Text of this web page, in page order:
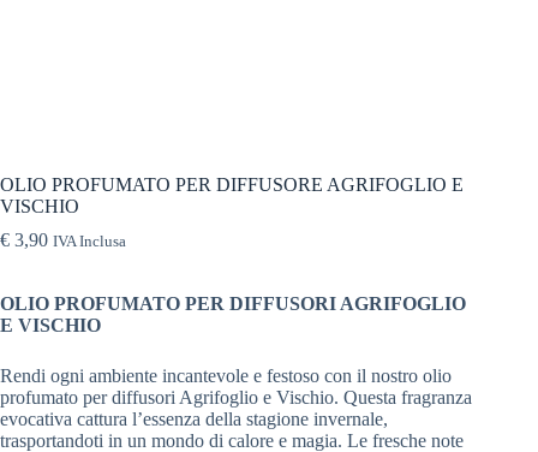
OLIO PROFUMATO PER DIFFUSORE AGRIFOGLIO E
VISCHIO
€ 3,90 IVA Inclusa
OLIO PROFUMATO PER DIFFUSORI AGRIFOGLIO
E VISCHIO
Rendi ogni ambiente incantevole e festoso con il nostro olio
profumato per diffusori Agrifoglio e Vischio. Questa fragranza
evocativa cattura l’essenza della stagione invernale,
trasportandoti in un mondo di calore e magia. Le fresche note